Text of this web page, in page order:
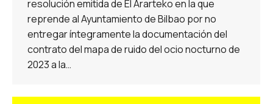
resolución emitida de El Ararteko en la que
reprende al Ayuntamiento de Bilbao por no
entregar íntegramente la documentación del
contrato del mapa de ruido del ocio nocturno de
2023 a la…